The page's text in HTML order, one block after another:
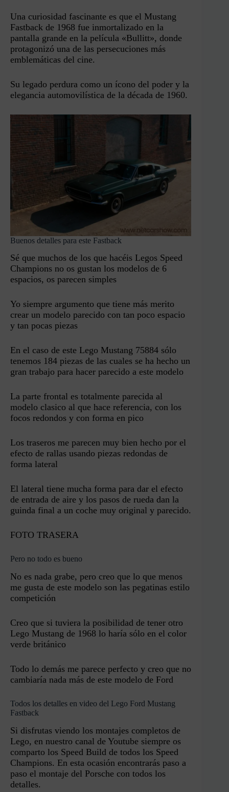
Una curiosidad fascinante es que el Mustang
Fastback de 1968 fue inmortalizado en la
pantalla grande en la película «Bullitt», donde
protagonizó una de las persecuciones más
emblemáticas del cine.
Su legado perdura como un ícono del poder y la
elegancia automovilística de la década de 1960.
Buenos detalles para este Fastback
Sé que muchos de los que hacéis Legos Speed
Champions no os gustan los modelos de 6
espacios, os parecen simples
Yo siempre argumento que tiene más merito
crear un modelo parecido con tan poco espacio
y tan pocas piezas
En el caso de este Lego Mustang 75884 sólo
tenemos 184 piezas de las cuales se ha hecho un
gran trabajo para hacer parecido a este modelo
La parte frontal es totalmente parecida al
modelo clasico al que hace referencia, con los
focos redondos y con forma en pico
Los traseros me parecen muy bien hecho por el
efecto de rallas usando piezas redondas de
forma lateral
El lateral tiene mucha forma para dar el efecto
de entrada de aire y los pasos de rueda dan la
guinda final a un coche muy original y parecido.
FOTO TRASERA
Pero no todo es bueno
No es nada grabe, pero creo que lo que menos
me gusta de este modelo son las pegatinas estilo
competición
Creo que si tuviera la posibilidad de tener otro
Lego Mustang de 1968 lo haría sólo en el color
verde británico
Todo lo demás me parece perfecto y creo que no
cambiaría nada más de este modelo de Ford
Todos los detalles en video del Lego Ford Mustang
Fastback
Si disfrutas viendo los montajes completos de
Lego, en nuestro canal de Youtube siempre os
comparto los Speed Build de todos los Speed
Champions. En esta ocasión encontrarás paso a
paso el montaje del Porsche con todos los
detalles.